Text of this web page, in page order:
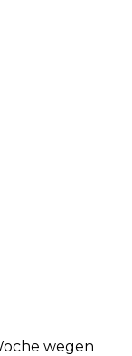
wegen